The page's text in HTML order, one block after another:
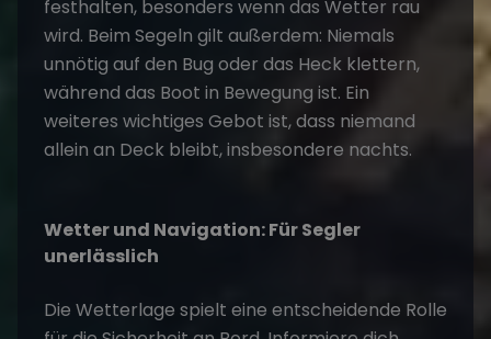
festhalten, besonders wenn das Wetter rau
wird. Beim Segeln gilt außerdem: Niemals
unnötig auf den Bug oder das Heck klettern,
während das Boot in Bewegung ist. Ein
weiteres wichtiges Gebot ist, dass niemand
allein an Deck bleibt, insbesondere nachts.
Wetter und Navigation: Für Segler
unerlässlich
Die Wetterlage spielt eine entscheidende Rolle